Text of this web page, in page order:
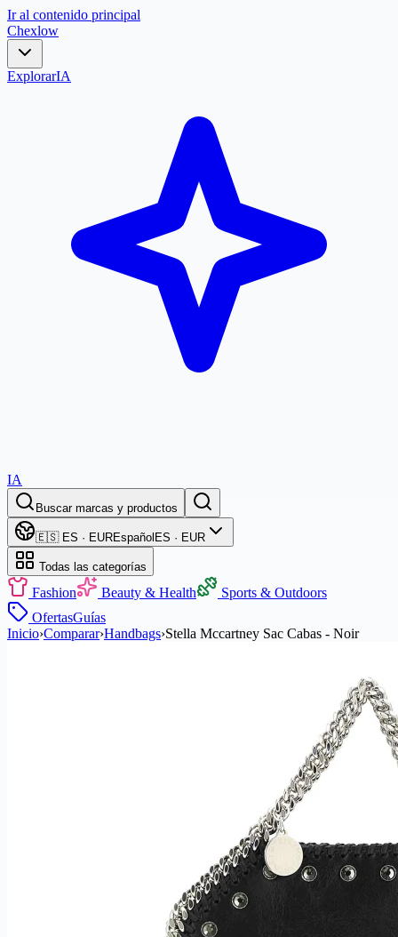
Ir al contenido principal
Chexlow
ExplorarIA
IA
Buscar marcas y productos
🇪🇸 ES · EUREspañol ES · EUR
Todas las categorías
Fashion Beauty & Health
Sports & Outdoors
OfertasGuías
Inicio›Comparar›Handbags›Stella Mccartney Sac Cabas - Noir